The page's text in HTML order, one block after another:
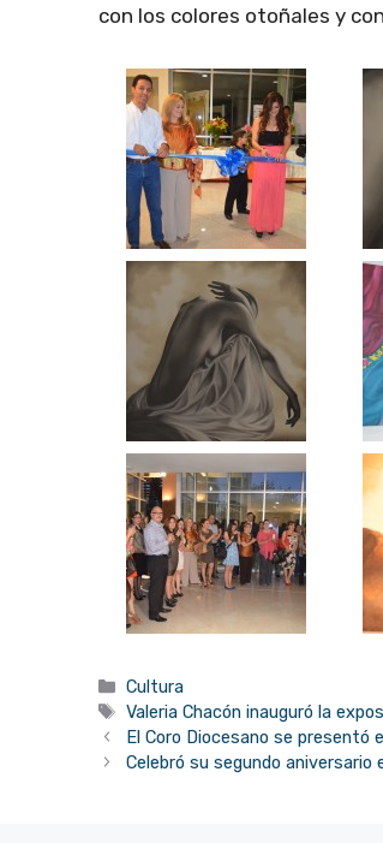
con los colores otoñales y
Categorías
Cultura
Etiquetas
Valeria Chacón inauguró la
El Coro Diocesano se presentó
Celebró su segundo aniversario